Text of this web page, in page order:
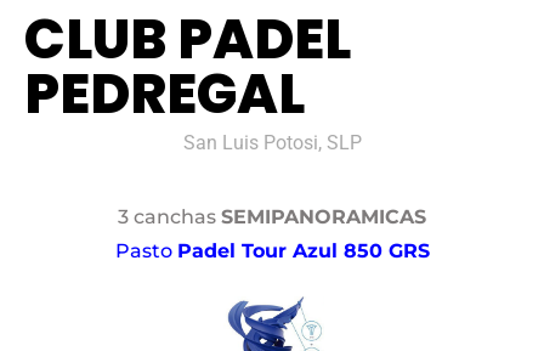
CLUB PADEL
PEDREGAL
San Luis Potosi, SLP
3 canchas SEMIPANORAMICAS
Pasto Padel Tour Azul 850 GRS